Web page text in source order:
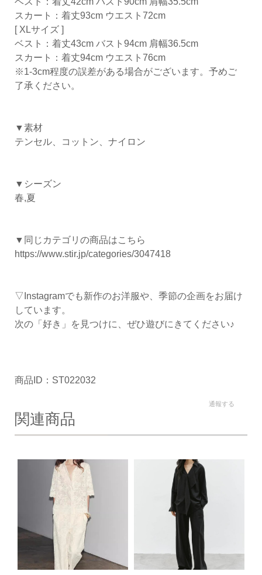
スカート：着丈93cm ウエスト72cm
[ XLサイズ ]
ベスト：着丈43cm バスト94cm 肩幅36.5cm
スカート：着丈94cm ウエスト76cm
※1-3cm程度の誤差がある場合がございます。予めご
了承ください。
▼素材
テンセル、コットン、ナイロン
▼シーズン
春,夏
▼同じカテゴリの商品はこちら
https://www.stir.jp/categories/3047418
▽Instagramでも新作のお洋服や、季節の企画をお届け
しています。
次の「好き」を見つけに、ぜひ遊びにきてください♪
商品ID：ST022032
通報する
関連商品